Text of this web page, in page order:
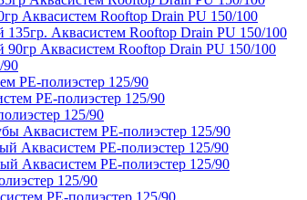
Аквасистем Rooftop Drain PU 150/100
135гр. Аквасистем Rooftop Drain PU 150/100
90гр Аквасистем Rooftop Drain PU 150/100
90
PE-полиэстер 125/90
PE-полиэстер 125/90
125/90
Аквасистем PE-полиэстер 125/90
Аквасистем PE-полиэстер 125/90
Аквасистем PE-полиэстер 125/90
125/90
PE-полиэстер 125/90